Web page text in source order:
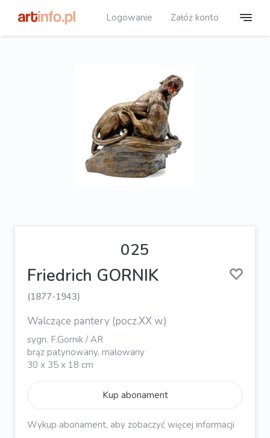
Logowanie Załóż konto
025
Friedrich GORNIK
(1877-1943)
Walczące pantery (pocz.XX w.)
sygn. F.Gornik / AR
brąz patynowany, malowany
30 x 35 x 18 cm
Kup abonament
Wykup abonament, aby zobaczyć więcej informacji